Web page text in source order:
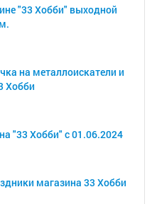
"33 Хобби" выходной
на металлоискатели и
Хобби
"33 Хобби" с 01.06.2024
магазина 33 Хобби